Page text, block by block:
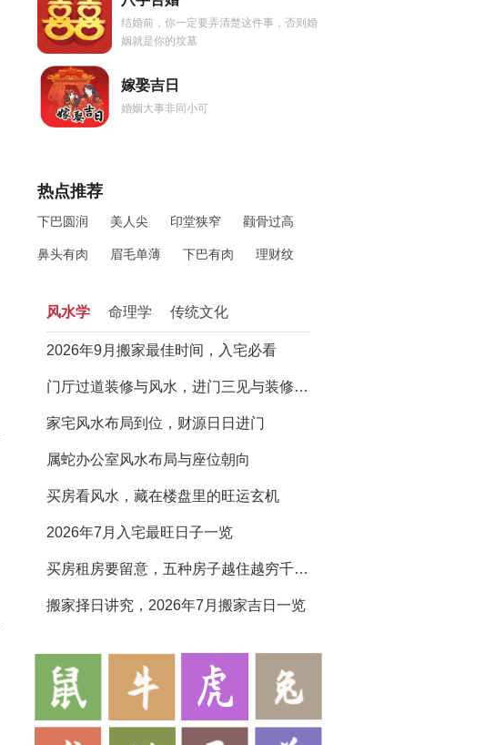
结婚前，你一定要弄清楚这件事，否则婚
姻就是你的坟墓
嫁娶吉日
婚姻大事非同小可
热点推荐
下巴圆润 美人尖 印堂狭窄 颧骨过高
鼻头有肉 眉毛单薄 下巴有肉 理财纹
风水学 命理学 传统文化
2026年9月搬家最佳时间，入宅必看
门厅过道装修与风水，进门三见与装修避坑指南
家宅风水布局到位，财源日日进门
属蛇办公室风水布局与座位朝向
买房看风水，藏在楼盘里的旺运玄机
2026年7月入宅最旺日子一览
买房租房要留意，五种房子越住越穷千万别选
搬家择日讲究，2026年7月搬家吉日一览